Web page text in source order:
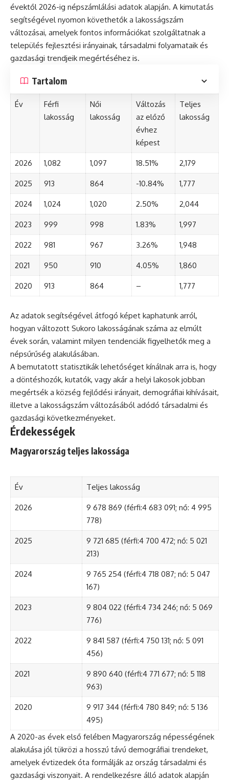
évektől 2026-ig népszámlálási adatok alapján. A kimutatás
segítségével nyomon követhetők a lakosságszám
változásai, amelyek fontos információkat szolgáltatnak a
település fejlesztési irányainak, társadalmi folyamataik és
gazdasági trendjeik megértéséhez is.
Tartalom
Év
Férfi
lakosság
Női
lakosság
Változás
az előző
évhez
képest
Teljes
lakosság
2026 1,082 1,097 18.51% 2,179
2025 913 864 -10.84% 1,777
2024 1,024 1,020 2.50% 2,044
2023 999 998 1.83% 1,997
2022 981 967 3.26% 1,948
2021 950 910 4.05% 1,860
2020 913 864 – 1,777
Az adatok segítségével átfogó képet kaphatunk arról,
hogyan változott Sukoro lakosságának száma az elmúlt
évek során, valamint milyen tendenciák figyelhetők meg a
népsűrűség alakulásában.
A bemutatott statisztikák lehetőséget kínálnak arra is, hogy
a döntéshozók, kutatók, vagy akár a helyi lakosok jobban
megértsék a község fejlődési irányait, demográfiai kihívásait,
illetve a lakosságszám változásából adódó társadalmi és
gazdasági következményeket.
Érdekességek
Magyarország teljes lakossága
Év Teljes lakosság
2026
9 678 869 (férfi:4 683 091; nő: 4 995
778)
2025
9 721 685 (férfi:4 700 472; nő: 5 021
213)
2024
9 765 254 (férfi:4 718 087; nő: 5 047
167)
2023
9 804 022 (férfi:4 734 246; nő: 5 069
776)
2022
9 841 587 (férfi:4 750 131; nő: 5 091
456)
2021
9 890 640 (férfi:4 771 677; nő: 5 118
963)
2020
9 917 344 (férfi:4 780 849; nő: 5 136
495)
A 2020-as évek első felében Magyarország népességének
alakulása jól tükrözi a hosszú távú demográfiai trendeket,
amelyek évtizedek óta formálják az ország társadalmi és
gazdasági viszonyait. A rendelkezésre álló adatok alapján